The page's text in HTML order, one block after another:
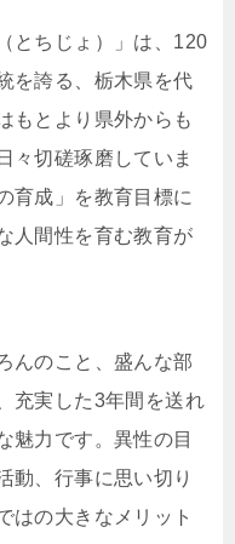
とちじょ）」は、120
を誇る、栃木県を代
もとより県外からも
々切磋琢磨していま
育成」を教育目標に
人間性を育む教育が
んのこと、盛んな部
充実した3年間を送れ
魅力です。異性の目
動、行事に思い切り
はの大きなメリット